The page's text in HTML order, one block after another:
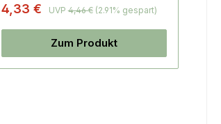
4,33 € UVP4,46 € (2.91% gespart)
Zum Produkt